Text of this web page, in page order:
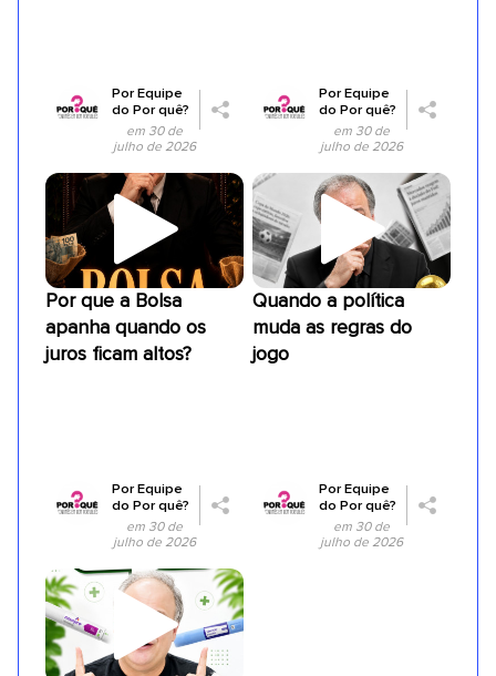
PorEquipe
do Por quê?
em 30 de
julho de 2026
PorEquipe
do Por quê?
em 30 de
julho de 2026
Por que a Bolsa
apanha quando os
juros ficam altos?
PorEquipe
do Por quê?
em 30 de
julho de 2026
Quando a política
muda as regras do
jogo
PorEquipe
do Por quê?
em 30 de
julho de 2026